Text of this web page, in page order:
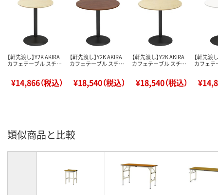
【軒先渡し】Y2K AKIRA
カフェテーブル スチ…
¥14,866（税込）
【軒先渡し】Y2K AKIRA
カフェテーブル スチ…
¥18,540（税込）
【軒先渡し】Y2K AKIRA
カフェテーブル スチ…
¥18,540（税込）
【軒先渡
カフェ
類似商品と比較